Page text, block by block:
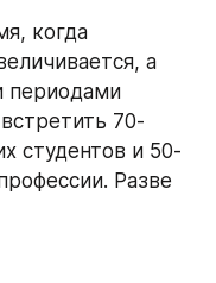
когда
а
периодами
70-
студентов и 50-
Разве